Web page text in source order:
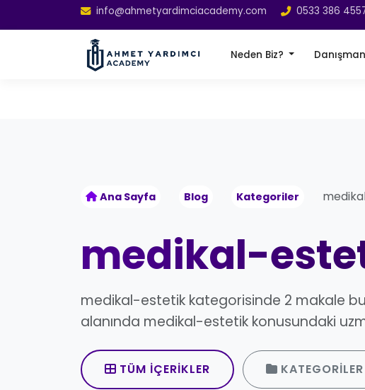
info@ahmetyardimciacademy.com 0533 386
Neden Biz?
Ana Sayfa Blog Kategoriler
medikal-
medikal-estetik kategorisinde 2 makale
alanında medikal-estetik konusundaki
TÜM İÇERIKLER KATEGORILER